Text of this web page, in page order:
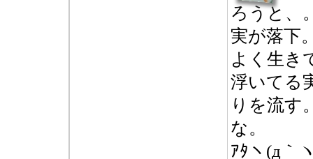
ろうと、
実が落下
よく生き
浮いてる
りを流す
な。
ｱﾀヽ(д｀